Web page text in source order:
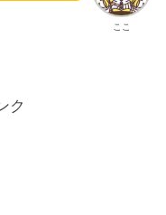
ここ
ク